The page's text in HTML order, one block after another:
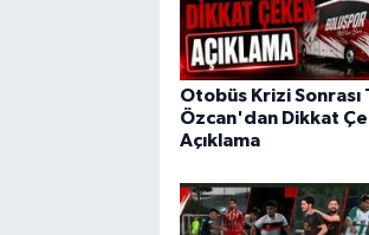
Otobüs Krizi Sonrası
Özcan'dan Dikkat
Açıklama